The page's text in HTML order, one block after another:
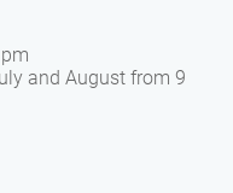
and August from 9